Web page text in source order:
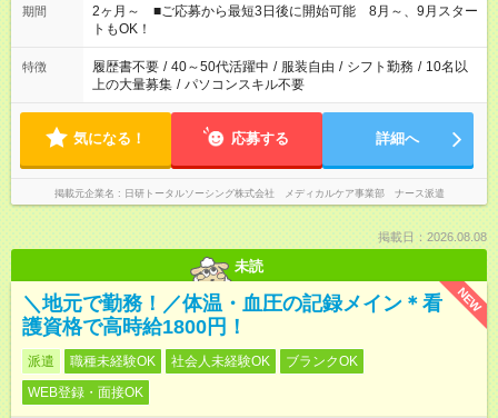
たい」 「できれば残業はしたくない」 など、ご希望があれば教
えてくださいね。 ※Wワーク希望の方へ 今ご覧のお仕事で希望
する勤務時間と、もう1つのお仕事の勤務時間。 合計で週40時
間を超える場合は応募できません
期間
2ヶ月～ ■ご応募から最短3日後に開始可能 8月～、9月スター
トもOK！
特徴 履歴書不要 / 40～50代活躍中 / 服装自由 / シフト勤務 / 10名以
上の大量募集 / パソコンスキル不要
気になる！ 応募する 詳細へ
掲載元企業名 日研トータルソーシング株式会社 メディカルケア事業部 ナース派遣
掲載日：2026.08.08
未読
NEW
＼地元で勤務！／体温・血圧の記録メイン＊看
護資格で高時給1800円！
派遣 職種未経験OK 社会人未経験OK
ブランクOK
WEB登録・面接OK